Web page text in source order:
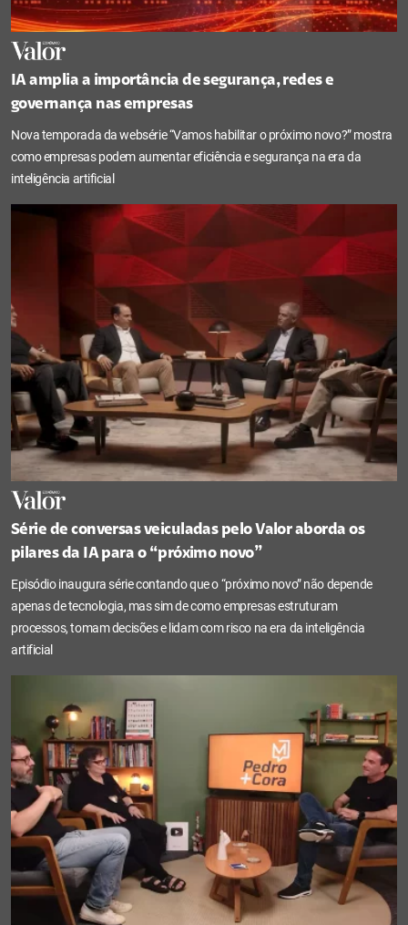
IA amplia a importância de segurança, redes e
governança nas empresas
Nova temporada da websérie “Vamos habilitar o próximo novo?” mostra
como empresas podem aumentar eficiência e segurança na era da
inteligência artificial
Série de conversas veiculadas pelo Valor aborda os
pilares da IA para o “próximo novo”
Episódio inaugura série contando que o “próximo novo” não depende
apenas de tecnologia, mas sim de como empresas estruturam
processos, tomam decisões e lidam com risco na era da inteligência
artificial